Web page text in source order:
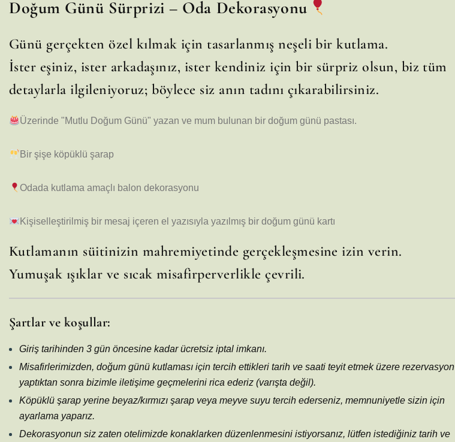
Doğum Günü Sürprizi – Oda Dekorasyonu
Günü gerçekten özel kılmak için tasarlanmış neşeli bir kutlama.
İster eşiniz, ister arkadaşınız, ister kendiniz için bir sürpriz olsun, biz tüm
detaylarla ilgileniyoruz; böylece siz anın tadını çıkarabilirsiniz.
Üzerinde "Mutlu Doğum Günü" yazan ve mum bulunan bir doğum günü pastası.
Bir şişe köpüklü şarap
Odada kutlama amaçlı balon dekorasyonu
Kişiselleştirilmiş bir mesaj içeren el yazısıyla yazılmış bir doğum günü kartı
Kutlamanın süitinizin mahremiyetinde gerçekleşmesine izin verin.
Yumuşak ışıklar ve sıcak misafirperverlikle çevrili.
Şartlar ve koşullar:
Giriş tarihinden 3 gün öncesine kadar ücretsiz iptal imkanı.
Misafirlerimizden, doğum günü kutlaması için tercih ettikleri tarih ve saati teyit etmek üzere rezervasyon
yaptıktan sonra bizimle iletişime geçmelerini rica ederiz (varışta değil).
Köpüklü şarap yerine beyaz/kırmızı şarap veya meyve suyu tercih ederseniz, memnuniyetle sizin için
ayarlama yaparız.
Dekorasyonun siz zaten otelimizde konaklarken düzenlenmesini istiyorsanız, lütfen istediğiniz tarih ve